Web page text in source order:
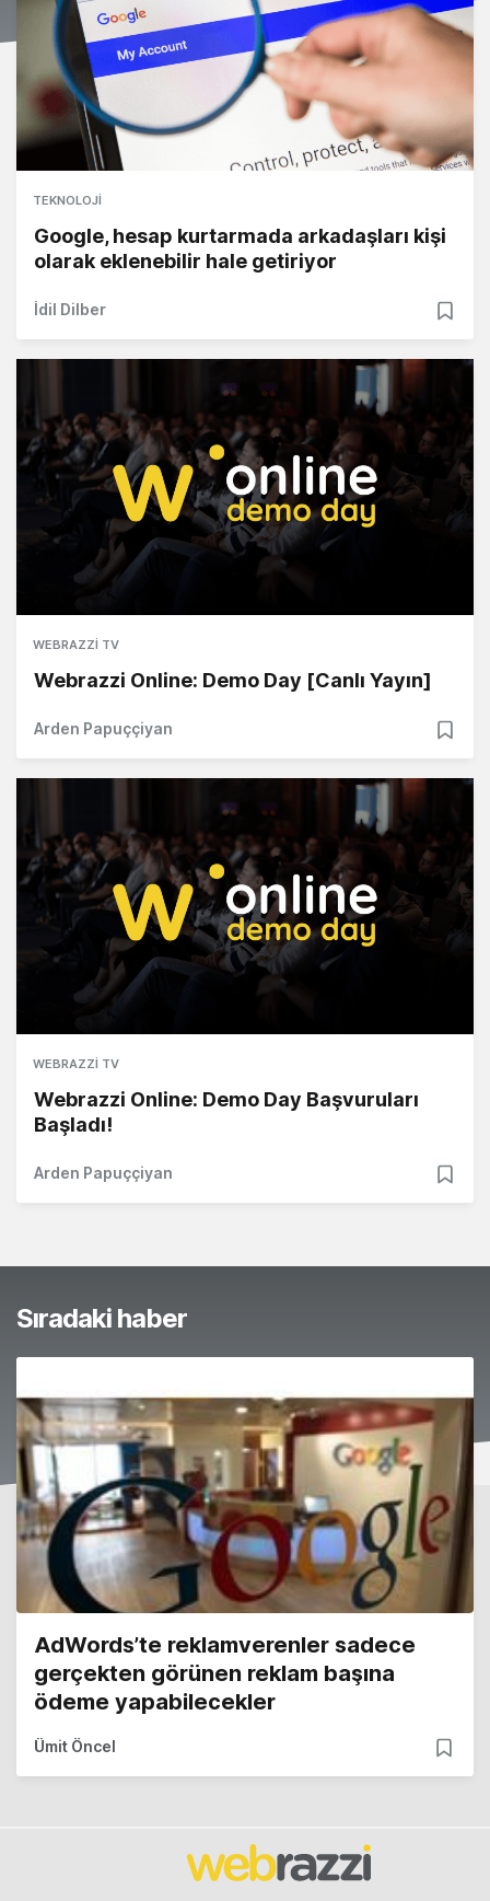
TEKNOLOJI
Google, hesap kurtarmada arkadaşları kişi
olarak eklenebilir hale getiriyor
İdil Dilber
WEBRAZZI TV
Webrazzi Online: Demo Day [Canlı Yayın]
Arden Papuççiyan
WEBRAZZI TV
Webrazzi Online: Demo Day Başvuruları
Başladı!
Arden Papuççiyan
Sıradaki haber
AdWords’te reklamverenler sadece
gerçekten görünen reklam başına
ödeme yapabilecekler
Ümit Öncel